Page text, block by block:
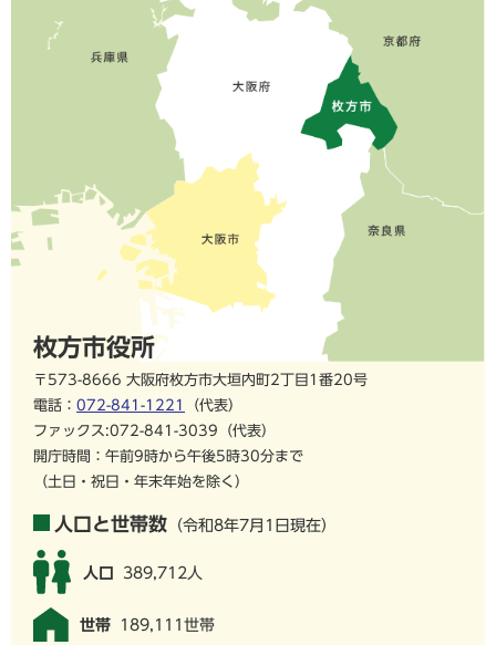
枚方市役所
〒573-8666 大阪府枚方市大垣内町2丁目1番20号
電話： 072-841-1221
（代表）
ファックス:072-841-3039（代表）
開庁時間：午前9時から午後5時30分まで
（土日・祝日・年末年始を除く）
人口と世帯数 （令和8年7月1日現在）
人口 389,712人
世帯 189,111世帯